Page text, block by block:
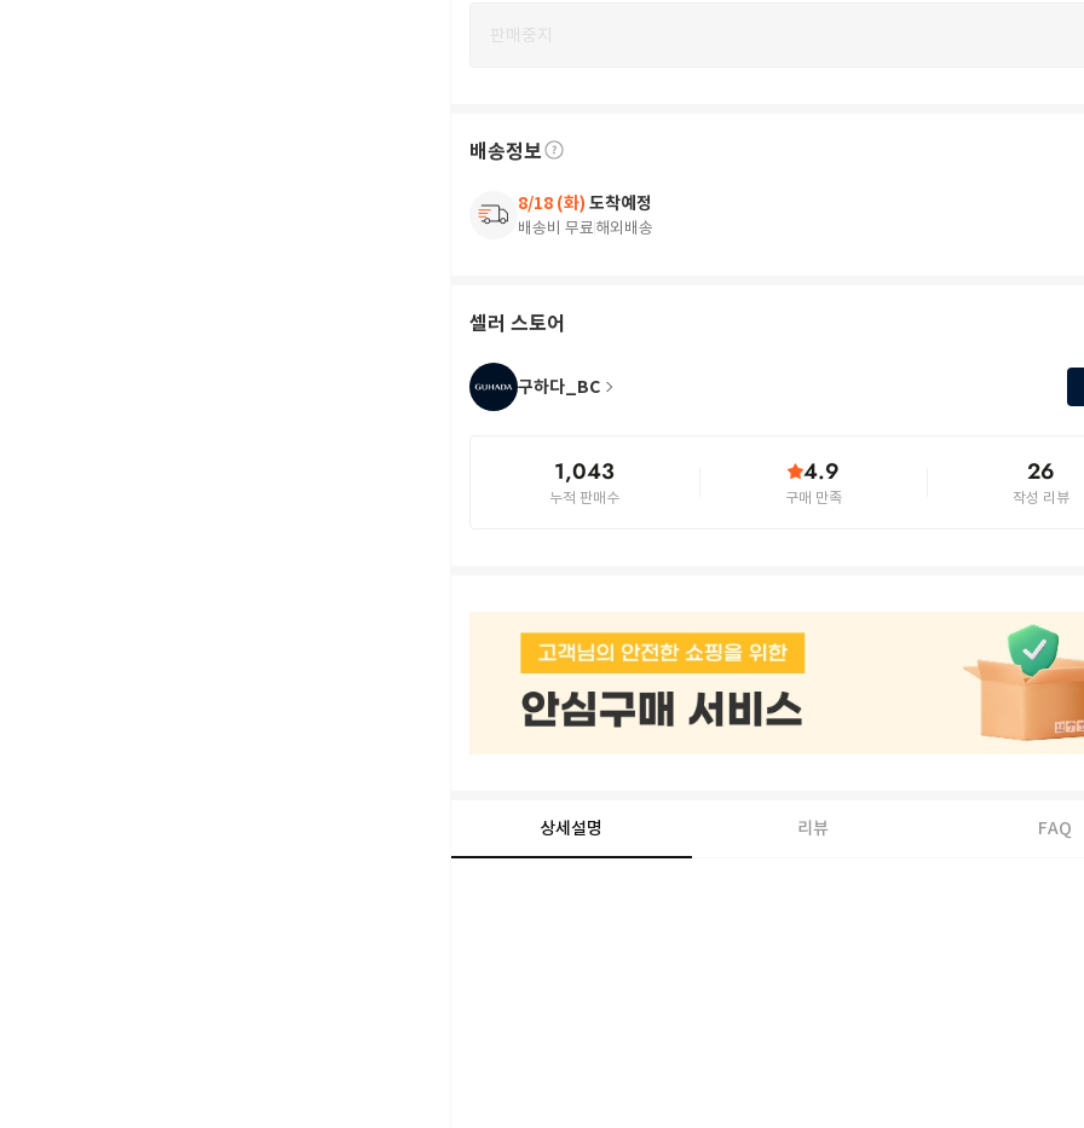
판매중지
배송정보
8/18 (화) 도착예정
배송비 무료해외배송
셀러 스토어
구하다_BC
1,043
누적 판매수
4.9
구매 만족
26
작성 리뷰
상세설명 리뷰 FAQ